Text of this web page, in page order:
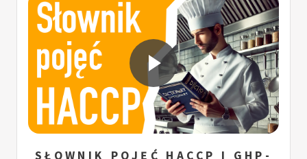
SŁOWNIK POJĘĆ HACCP I GHP-